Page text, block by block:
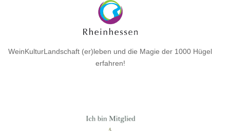
WeinKulturLandschaft (er)leben und die Magie der 1000 Hügel
erfahren!